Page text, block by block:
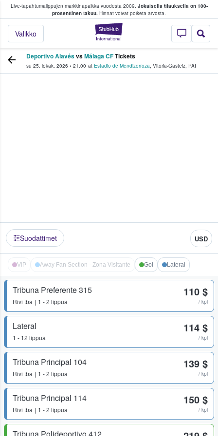
Live-tapahtumalippujen markkinapaikka vuodesta 2009. Jokaisella tilauksella on 100-
prosenttinen takuu. Hinnat voivat poiketa arvosta.
StubHub -
Valikko
fanit ostavat ja myyvät lippuja
Deportivo AlavésvsMálaga CFTickets
su 25. lokak. 2026 • 21.00 at Estadio de Mendizorroza, Vitoria-Gasteiz, PAI
Suodattimet USD
VIP Away Fan Section - Zona Visitante Gol Lateral
Tribuna Preferente 315
Rivi tba 1 - 2 lippua
110 $
/ kpl
Lateral
1 - 12 lippua
114 $
/ kpl
Tribuna Principal 104
Rivi tba 1 - 2 lippua
139 $
/ kpl
Tribuna Principal 114
Rivi tba 1 - 2 lippua
150 $
/ kpl